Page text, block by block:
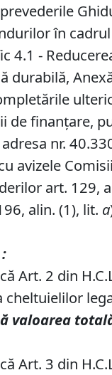
în
4.1 -
durabilă,
de finanţare,
adresa nr.
avizele
art. 129,
alin. (1), lit. a
Art. 2 din
cheltuielilor
valoarea
Art. 3 din